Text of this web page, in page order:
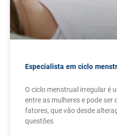
Especialista em ciclo
O ciclo menstrual irregular é
entre as mulheres e pode ser
fatores, que vão desde
questões